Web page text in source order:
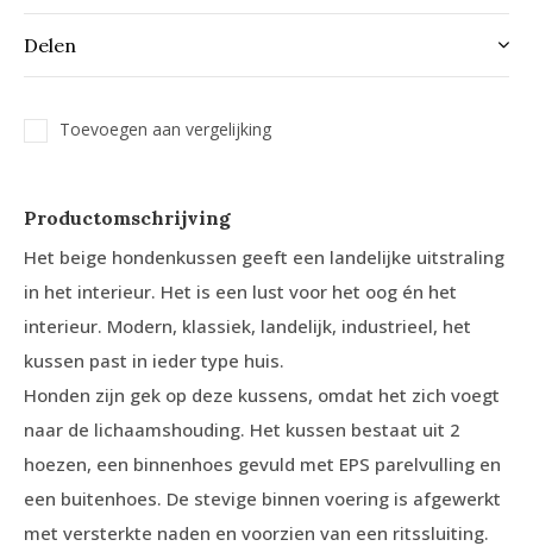
Delen
Toevoegen aan vergelijking
Productomschrijving
Het beige hondenkussen geeft een landelijke uitstraling
in het interieur. Het is een lust voor het oog én het
interieur. Modern, klassiek, landelijk, industrieel, het
kussen past in ieder type huis.
Honden zijn gek op deze kussens, omdat het zich voegt
naar de lichaamshouding. Het kussen bestaat uit 2
hoezen, een binnenhoes gevuld met EPS parelvulling en
een buitenhoes. De stevige binnen voering is afgewerkt
met versterkte naden en voorzien van een ritssluiting.